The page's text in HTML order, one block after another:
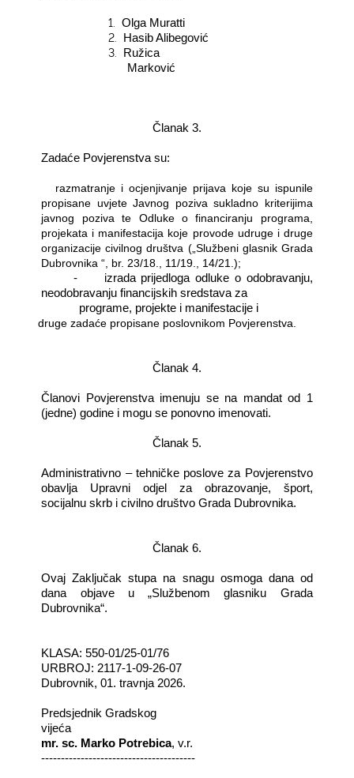
1. Olga Muratti
2. Hasib Alibegović
3.
Ružica
Marković
Članak 3.
Zadaće Povjerenstva su:
razmatranje i ocjenjivanje prijava koje su ispunile
propisane uvjete Javnog poziva sukladno kriterijima
javnog poziva te Odluke o financiranju programa,
projekata i manifestacija koje provode udruge i druge
organizacije civilnog društva („Službeni glasnik Grada
Dubrovnika “, br. 23/18., 11/19., 14/21.);
-
izrada prijedloga odluke o odobravanju,
neodobravanju financijskih sredstava za
programe, projekte i manifestacije i
druge zadaće propisane poslovnikom Povjerenstva.
Članak 4.
Članovi Povjerenstva imenuju se na mandat od 1
(jedne) godine i mogu se ponovno imenovati.
Članak 5.
Administrativno – tehničke poslove za Povjerenstvo
obavlja Upravni odjel za obrazovanje, šport,
socijalnu skrb i civilno društvo Grada Dubrovnika.
Članak 6.
Ovaj Zaključak stupa na snagu osmoga dana od
dana objave u „Službenom glasniku Grada
Dubrovnika“.
KLASA: 550-01/25-01/76
URBROJ: 2117-1-09-26-07
Dubrovnik, 01. travnja 2026.
Predsjednik Gradskog
vijeća
mr. sc. Marko Potrebica, v.r.
---------------------------------------